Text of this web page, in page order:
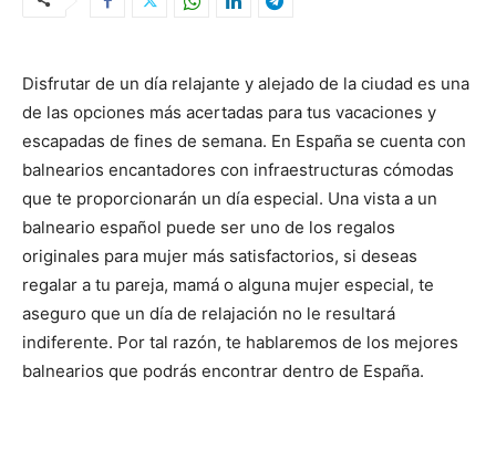
Disfrutar de un día relajante y alejado de la ciudad es una
de las opciones más acertadas para tus vacaciones y
escapadas de fines de semana. En España se cuenta con
balnearios encantadores con infraestructuras cómodas
que te proporcionarán un día especial. Una vista a un
balneario español puede ser uno de los regalos
originales para mujer más satisfactorios, si deseas
regalar a tu pareja, mamá o alguna mujer especial, te
aseguro que un día de relajación no le resultará
indiferente. Por tal razón, te hablaremos de los mejores
balnearios que podrás encontrar dentro de España.